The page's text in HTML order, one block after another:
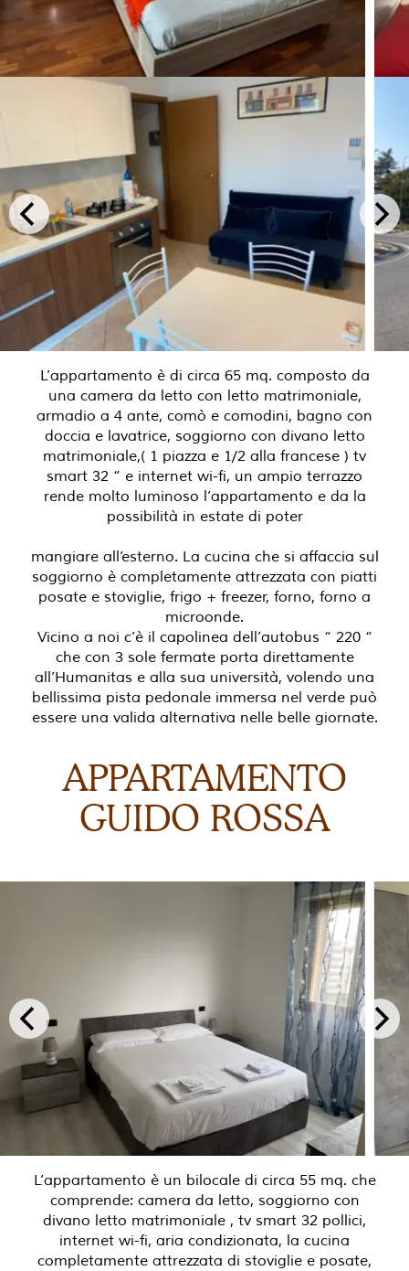
L’appartamento è di circa 65 mq. composto da
una camera da letto con letto matrimoniale,
armadio a 4 ante, comò e comodini, bagno con
doccia e lavatrice, soggiorno con divano letto
matrimoniale,( 1 piazza e 1/2 alla francese ) tv
smart 32 “ e internet wi-fi, un ampio terrazzo
rende molto luminoso l’appartamento e da la
possibilità in estate di poter
mangiare all’esterno. La cucina che si affaccia sul
soggiorno è completamente attrezzata con piatti
posate e stoviglie, frigo + freezer, forno, forno a
microonde.
Vicino a noi c’è il capolinea dell’autobus “ 220 “
che con 3 sole fermate porta direttamente
all’Humanitas e alla sua università, volendo una
bellissima pista pedonale immersa nel verde può
essere una valida alternativa nelle belle giornate.
APPARTAMENTO
GUIDO ROSSA
L’appartamento è un bilocale di circa 55 mq. che
comprende: camera da letto, soggiorno con
divano letto matrimoniale , tv smart 32 pollici,
internet wi-fi, aria condizionata, la cucina
completamente attrezzata di stoviglie e posate,